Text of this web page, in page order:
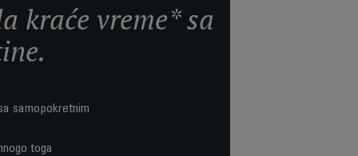
kraće vreme* sa
samopokretnim
toga